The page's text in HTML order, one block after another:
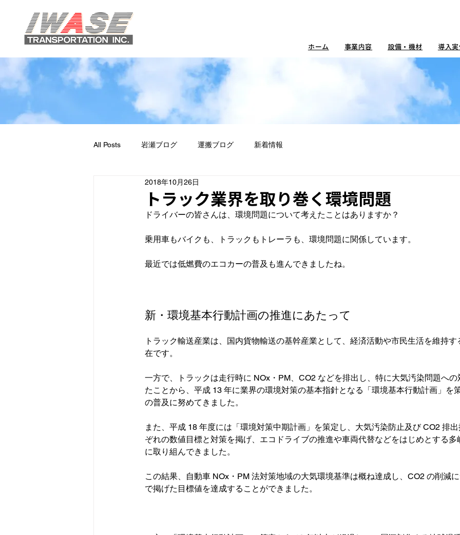
ホーム 事業内容 設備・機材 導入
All Posts 岩瀬ブログ 運搬ブログ 新着情報
トラック業界を取り巻く環境問題
2018年10月26日
ドライバーの皆さんは、環境問題について考えたことはありますか？
乗用車もバイクも、トラックもトレーラも、環境問題に関係しています。
最近では低燃費のエコカーの普及も進んできましたね。
新・環境基本行動計画の推進にあたって
トラック輸送産業は、国内貨物輸送の基幹産業として、経済活動や市民生活を維持
在です。
一方で、トラックは走行時に NOx・PM、CO2 などを排出し、特に大気汚染問題へ
たことから、平成 13 年に業界の環境対策の基本指針となる「環境基本行動計画」を
の普及に努めてきました。
また、平成 18 年度には「環境対策中期計画」を策定し、大気汚染防止及び CO2 排
ぞれの数値目標と対策を掲げ、エコドライブの推進や車両代替などをはじめとする
に取り組んできました。
この結果、自動車 NOx・PM 法対策地域の大気環境基準は概ね達成し、CO2 の削減
で掲げた目標値を達成することができました。